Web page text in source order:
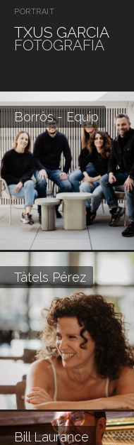
PORTRAIT
TXUS GARCIA
FOTOGRAFIA
Borròs - Equip
Tàtels Pérez
Bill Laurance